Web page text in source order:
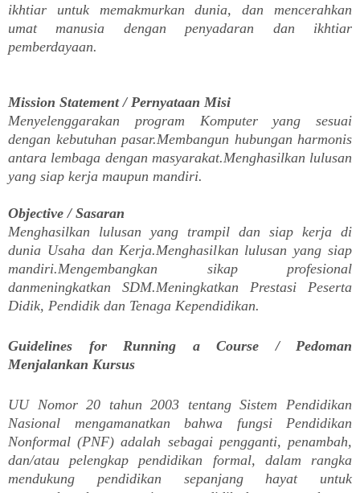
ikhtiar untuk memakmurkan dunia, dan mencerahkan
umat manusia dengan penyadaran dan ikhtiar
pemberdayaan.
Mission Statement / Pernyataan Misi
Menyelenggarakan program Komputer yang sesuai
dengan kebutuhan pasar.Membangun hubungan harmonis
antara lembaga dengan masyarakat.Menghasilkan lulusan
yang siap kerja maupun mandiri.
Objective / Sasaran
Menghasilkan lulusan yang trampil dan siap kerja di
dunia Usaha dan Kerja.Menghasilkan lulusan yang siap
mandiri.Mengembangkan sikap profesional
danmeningkatkan SDM.Meningkatkan Prestasi Peserta
Didik, Pendidik dan Tenaga Kependidikan.
Guidelines for Running a Course / Pedoman
Menjalankan Kursus
UU Nomor 20 tahun 2003 tentang Sistem Pendidikan
Nasional mengamanatkan bahwa fungsi Pendidikan
Nonformal (PNF) adalah sebagai pengganti, penambah,
dan/atau pelengkap pendidikan formal, dalam rangka
mendukung pendidikan sepanjang hayat untuk